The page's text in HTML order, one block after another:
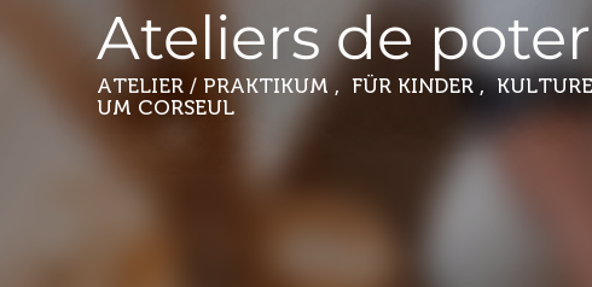
Ateliers de
ATELIER / PRAKTIKUM , FÜR KINDER ,
UM CORSEUL